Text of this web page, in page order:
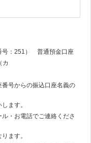
号：251） 普通預金口座
カ
号からの振込口座名義の
ます。
・お電話でご連絡くださ
ます。